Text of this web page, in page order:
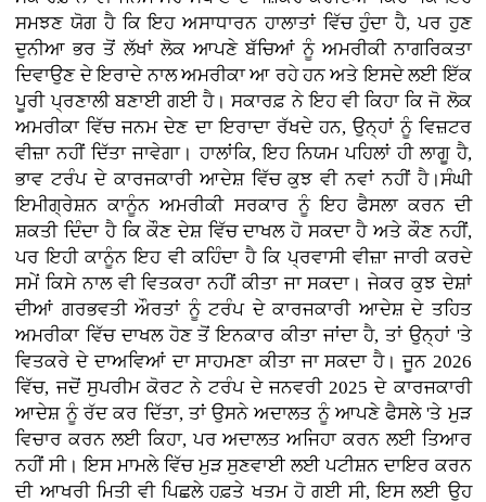
ਸਮਝਣ ਯੋਗ ਹੈ ਕਿ ਇਹ ਅਸਾਧਾਰਨ ਹਾਲਾਤਾਂ ਵਿੱਚ ਹੁੰਦਾ ਹੈ, ਪਰ ਹੁਣ
ਦੁਨੀਆ ਭਰ ਤੋਂ ਲੱਖਾਂ ਲੋਕ ਆਪਣੇ ਬੱਚਿਆਂ ਨੂੰ ਅਮਰੀਕੀ ਨਾਗਰਿਕਤਾ
ਦਿਵਾਉਣ ਦੇ ਇਰਾਦੇ ਨਾਲ ਅਮਰੀਕਾ ਆ ਰਹੇ ਹਨ ਅਤੇ ਇਸਦੇ ਲਈ ਇੱਕ
ਪੂਰੀ ਪ੍ਰਣਾਲੀ ਬਣਾਈ ਗਈ ਹੈ। ਸਕਾਰਫ਼ ਨੇ ਇਹ ਵੀ ਕਿਹਾ ਕਿ ਜੋ ਲੋਕ
ਅਮਰੀਕਾ ਵਿੱਚ ਜਨਮ ਦੇਣ ਦਾ ਇਰਾਦਾ ਰੱਖਦੇ ਹਨ, ਉਨ੍ਹਾਂ ਨੂੰ ਵਿਜ਼ਟਰ
ਵੀਜ਼ਾ ਨਹੀਂ ਦਿੱਤਾ ਜਾਵੇਗਾ। ਹਾਲਾਂਕਿ, ਇਹ ਨਿਯਮ ਪਹਿਲਾਂ ਹੀ ਲਾਗੂ ਹੈ,
ਭਾਵ ਟਰੰਪ ਦੇ ਕਾਰਜਕਾਰੀ ਆਦੇਸ਼ ਵਿੱਚ ਕੁਝ ਵੀ ਨਵਾਂ ਨਹੀਂ ਹੈ।ਸੰਘੀ
ਇਮੀਗ੍ਰੇਸ਼ਨ ਕਾਨੂੰਨ ਅਮਰੀਕੀ ਸਰਕਾਰ ਨੂੰ ਇਹ ਫੈਸਲਾ ਕਰਨ ਦੀ
ਸ਼ਕਤੀ ਦਿੰਦਾ ਹੈ ਕਿ ਕੌਣ ਦੇਸ਼ ਵਿੱਚ ਦਾਖਲ ਹੋ ਸਕਦਾ ਹੈ ਅਤੇ ਕੌਣ ਨਹੀਂ,
ਪਰ ਇਹੀ ਕਾਨੂੰਨ ਇਹ ਵੀ ਕਹਿੰਦਾ ਹੈ ਕਿ ਪ੍ਰਵਾਸੀ ਵੀਜ਼ਾ ਜਾਰੀ ਕਰਦੇ
ਸਮੇਂ ਕਿਸੇ ਨਾਲ ਵੀ ਵਿਤਕਰਾ ਨਹੀਂ ਕੀਤਾ ਜਾ ਸਕਦਾ। ਜੇਕਰ ਕੁਝ ਦੇਸ਼ਾਂ
ਦੀਆਂ ਗਰਭਵਤੀ ਔਰਤਾਂ ਨੂੰ ਟਰੰਪ ਦੇ ਕਾਰਜਕਾਰੀ ਆਦੇਸ਼ ਦੇ ਤਹਿਤ
ਅਮਰੀਕਾ ਵਿੱਚ ਦਾਖਲ ਹੋਣ ਤੋਂ ਇਨਕਾਰ ਕੀਤਾ ਜਾਂਦਾ ਹੈ, ਤਾਂ ਉਨ੍ਹਾਂ 'ਤੇ
ਵਿਤਕਰੇ ਦੇ ਦਾਅਵਿਆਂ ਦਾ ਸਾਹਮਣਾ ਕੀਤਾ ਜਾ ਸਕਦਾ ਹੈ। ਜੂਨ 2026
ਵਿੱਚ, ਜਦੋਂ ਸੁਪਰੀਮ ਕੋਰਟ ਨੇ ਟਰੰਪ ਦੇ ਜਨਵਰੀ 2025 ਦੇ ਕਾਰਜਕਾਰੀ
ਆਦੇਸ਼ ਨੂੰ ਰੱਦ ਕਰ ਦਿੱਤਾ, ਤਾਂ ਉਸਨੇ ਅਦਾਲਤ ਨੂੰ ਆਪਣੇ ਫੈਸਲੇ 'ਤੇ ਮੁੜ
ਵਿਚਾਰ ਕਰਨ ਲਈ ਕਿਹਾ, ਪਰ ਅਦਾਲਤ ਅਜਿਹਾ ਕਰਨ ਲਈ ਤਿਆਰ
ਨਹੀਂ ਸੀ। ਇਸ ਮਾਮਲੇ ਵਿੱਚ ਮੁੜ ਸੁਣਵਾਈ ਲਈ ਪਟੀਸ਼ਨ ਦਾਇਰ ਕਰਨ
ਦੀ ਆਖਰੀ ਮਿਤੀ ਵੀ ਪਿਛਲੇ ਹਫ਼ਤੇ ਖਤਮ ਹੋ ਗਈ ਸੀ, ਇਸ ਲਈ ਉਹ